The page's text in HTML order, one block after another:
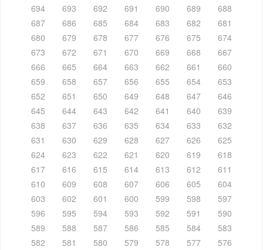
694 693 692 691 690 689
688
687
686 685 684 683 682
681
680
679 678 677 676 675
674
673
672 671 670 669 668
667
666
665 664 663 662 661
660
659
658 657 656 655 654
653
652
651 650 649 648 647
646
645
644 643 642 641 640
639
638
637 636 635 634 633
632
631
630 629 628 627 626
625
624
623 622 621 620 619
618
617
616 615 614 613 612
611
610
609 608 607 606 605
604
603
602 601 600 599 598
597
596
595 594 593 592 591
590
589
588 587 586 585 584
583
582
581 580 579 578 577
576